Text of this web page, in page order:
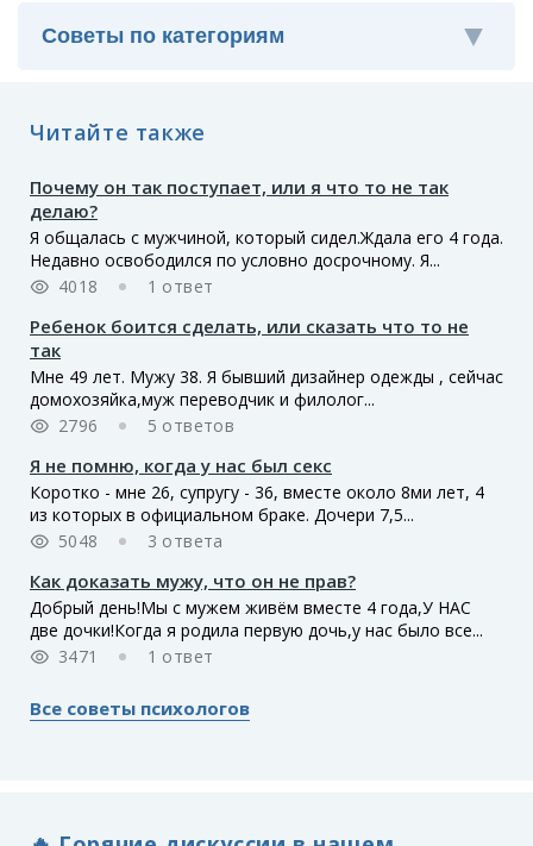
Читайте также
Почему он так поступает, или я что то не так
делаю?
Я общалась с мужчиной, который сидел.Ждала его 4 года.
Недавно освободился по условно досрочному. Я...
4018
1 ответ
Ребенок боится сделать, или сказать что то не
так
Мне 49 лет. Мужу 38. Я бывший дизайнер одежды , сейчас
домохозяйка,муж переводчик и филолог...
2796
5 ответов
Я не помню, когда у нас был секс
Коротко - мне 26, супругу - 36, вместе около 8ми лет, 4
из которых в официальном браке. Дочери 7,5...
5048
3 ответа
Как доказать мужу, что он не прав?
Добрый день!Мы с мужем живём вместе 4 года,У НАС
две дочки!Когда я родила первую дочь,у нас было все...
3471
1 ответ
Все советы психологов